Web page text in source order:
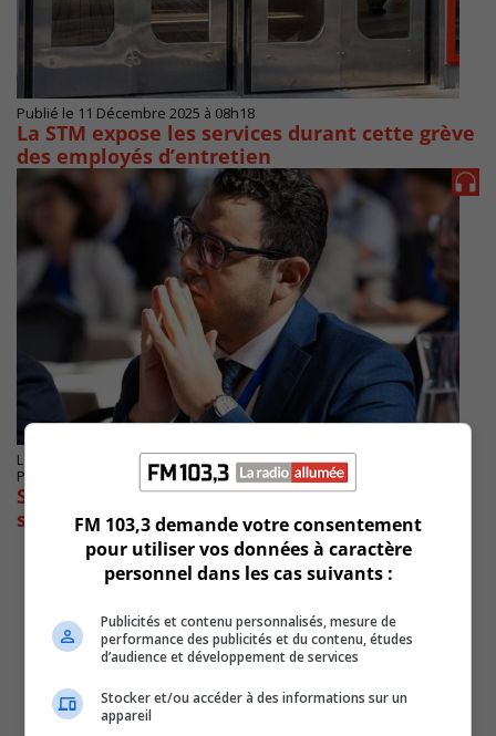
Publié le 11 Décembre 2025 à 08h18
La STM expose les services durant cette grève
des employés d’entretien
LONGUEUIL
Publié le 18 novembre 2025 à 08h38
Shirley Dorismond et Samuel Poulin
s’unissent pour l’économie
FM 103,3 demande votre consentement
pour utiliser vos données à caractère
personnel dans les cas suivants :
Publicités et contenu personnalisés, mesure de
performance des publicités et du contenu, études
d’audience et développement de services
Stocker et/ou accéder à des informations sur un
appareil